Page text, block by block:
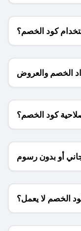
كود الخصم؟
الخصم والعروض
للمتاجر؟
كود الخصم؟
أو بدون رسوم
الشحن ؟
الخصم لا يعمل؟